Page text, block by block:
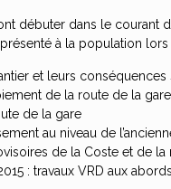
débuter dans le courant
à la population
et leurs
de la route de la
de la gare
au niveau de
de la Coste et de la
: travaux VRD aux